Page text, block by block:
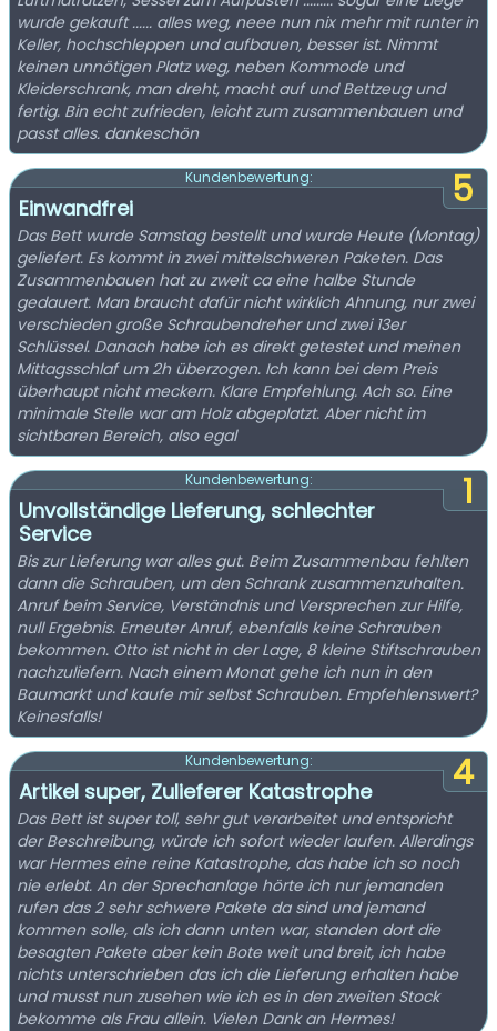
wurde gekauft ...... alles weg, neee nun nix mehr mit runter in
Keller, hochschleppen und aufbauen, besser ist. Nimmt
keinen unnötigen Platz weg, neben Kommode und
Kleiderschrank, man dreht, macht auf und Bettzeug und
fertig. Bin echt zufrieden, leicht zum zusammenbauen und
passt alles. dankeschön
5
Kundenbewertung:
Einwandfrei
Das Bett wurde Samstag bestellt und wurde Heute (Montag)
geliefert. Es kommt in zwei mittelschweren Paketen. Das
Zusammenbauen hat zu zweit ca eine halbe Stunde
gedauert. Man braucht dafür nicht wirklich Ahnung, nur zwei
verschieden große Schraubendreher und zwei 13er
Schlüssel. Danach habe ich es direkt getestet und meinen
Mittagsschlaf um 2h überzogen. Ich kann bei dem Preis
überhaupt nicht meckern. Klare Empfehlung. Ach so. Eine
minimale Stelle war am Holz abgeplatzt. Aber nicht im
sichtbaren Bereich, also egal
1
Kundenbewertung:
Unvollständige Lieferung, schlechter
Service
Bis zur Lieferung war alles gut. Beim Zusammenbau fehlten
dann die Schrauben, um den Schrank zusammenzuhalten.
Anruf beim Service, Verständnis und Versprechen zur Hilfe,
null Ergebnis. Erneuter Anruf, ebenfalls keine Schrauben
bekommen. Otto ist nicht in der Lage, 8 kleine Stiftschrauben
nachzuliefern. Nach einem Monat gehe ich nun in den
Baumarkt und kaufe mir selbst Schrauben. Empfehlenswert?
Keinesfalls!
4
Kundenbewertung:
Artikel super, Zulieferer Katastrophe
Das Bett ist super toll, sehr gut verarbeitet und entspricht
der Beschreibung, würde ich sofort wieder laufen. Allerdings
war Hermes eine reine Katastrophe, das habe ich so noch
nie erlebt. An der Sprechanlage hörte ich nur jemanden
rufen das 2 sehr schwere Pakete da sind und jemand
kommen solle, als ich dann unten war, standen dort die
besagten Pakete aber kein Bote weit und breit, ich habe
nichts unterschrieben das ich die Lieferung erhalten habe
und musst nun zusehen wie ich es in den zweiten Stock
bekomme als Frau allein. Vielen Dank an Hermes!